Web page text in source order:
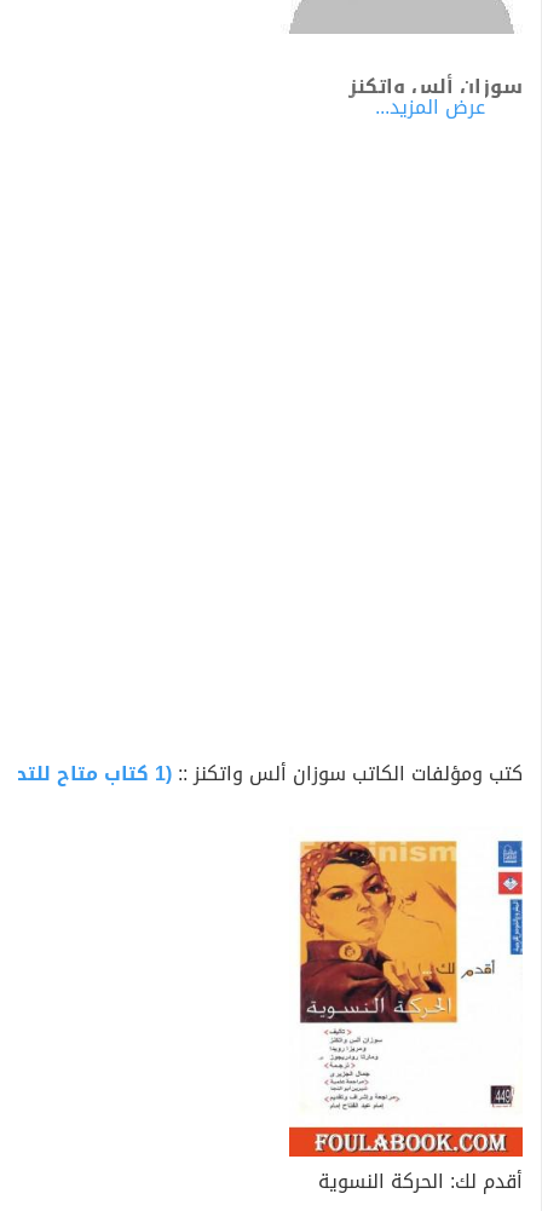
سوزان ألس واتكنز
عرض المزيد...
كتب ومؤلفات الكاتب سوزان ألس واتكنز ::(1 كتاب متاح للتحميل)
أقدم لك: الحركة النسوية